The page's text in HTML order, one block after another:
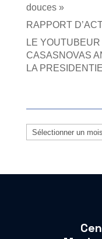
douces »
RAPPORT
LE
CASASNOVAS
LA
Archives